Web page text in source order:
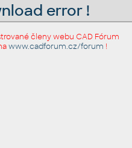
error !
členy webu CAD Fórum
www.cadforum.cz/forum !